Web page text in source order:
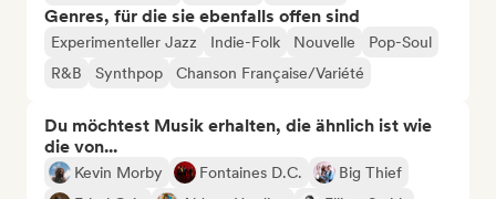
Genres, für die sie ebenfalls offen sind
Experimenteller Jazz Indie-Folk Nouvelle
Pop-Soul
R&B
Synthpop Chanson Française/Variété
Du möchtest Musik erhalten, die ähnlich ist wie
die von...
Kevin Morby Fontaines D.C.
Big Thief